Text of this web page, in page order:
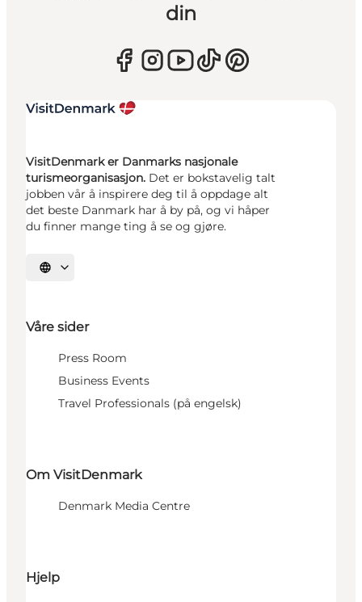
din
VisitDenmark er Danmarks nasjonale
turismeorganisasjon. Det er bokstavelig talt
jobben vår å inspirere deg til å oppdage alt
det beste Danmark har å by på, og vi håper
du finner mange ting å se og gjøre.
Velg språk
Våre sider
Press Room
Business Events
Travel Professionals (på engelsk)
Om VisitDenmark
Denmark Media Centre
Hjelp